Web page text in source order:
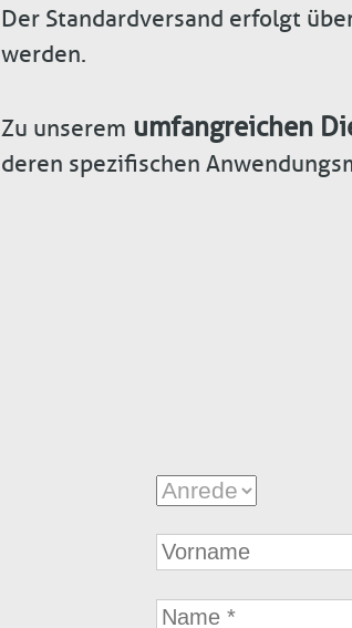
Der Standardversand erfolgt
werden.
Zu unserem umfangreichen
deren spezifischen
Anrede
First
name
Name